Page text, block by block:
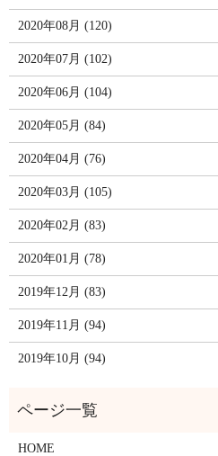
2020年08月 (120)
2020年07月 (102)
2020年06月 (104)
2020年05月 (84)
2020年04月 (76)
2020年03月 (105)
2020年02月 (83)
2020年01月 (78)
2019年12月 (83)
2019年11月 (94)
2019年10月 (94)
HOME